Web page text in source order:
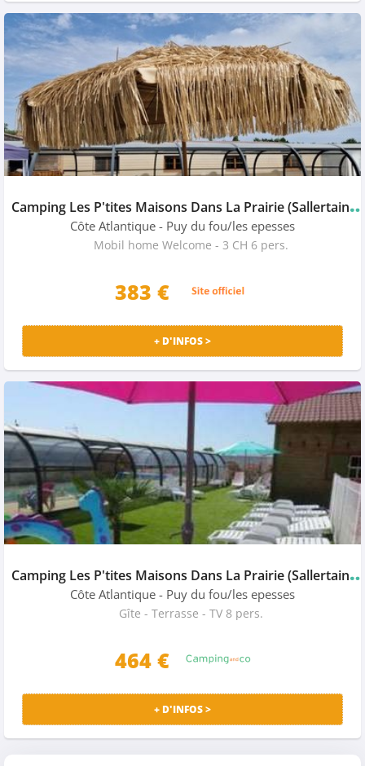
C
amping Les P'tites Maisons Dans La Prairie (Sallertaine à 13km)
Côte Atlantique - Puy du fou/les epesses
Mobil home Welcome - 3 CH 6 pers.
383 €
+ D'INFOS >
C
amping Les P'tites Maisons Dans La Prairie (Sallertaine à 13km)
Côte Atlantique - Puy du fou/les epesses
Gîte - Terrasse - TV 8 pers.
464€
+ D'INFOS >